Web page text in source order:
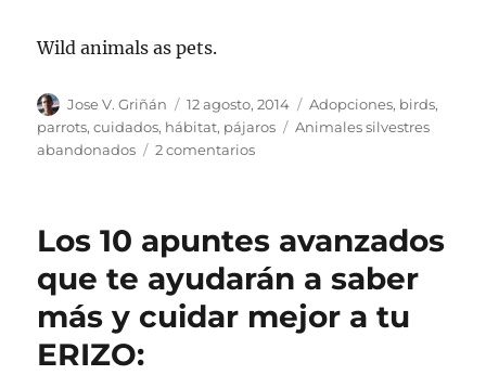
Wild animals as pets.
Autor
Jose V. Griñán
Publicado
el
12 agosto, 2014 Categorías
Adopciones, birds,
parrots,cuidados, hábitat, pájaros Etiquetas
Animales silvestres
abandonados
2 comentariosen
mascotas
Los 10 apuntes avanzados
que te ayudarán a saber
más y cuidar mejor a tu
ERIZO: